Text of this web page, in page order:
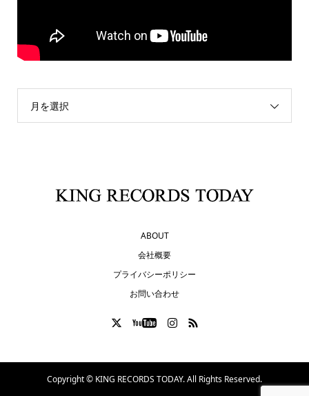
月を選択
ABOUT
会社概要
プライバシーポリシー
お問い合わせ
Copyright © KING RECORDS TODAY. All Rights Reserved.